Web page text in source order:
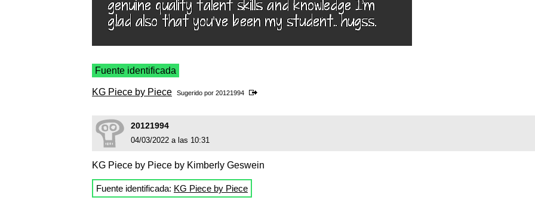
Fuente identificada
KG Piece by Piece Sugerido por 20121994
20121994
04/03/2022 a las 10:31
KG Piece by Piece by Kimberly Geswein
Fuente identificada: KG Piece by Piece